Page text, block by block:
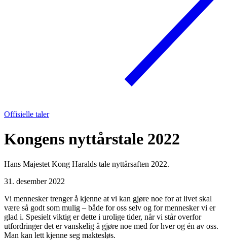
Offisielle taler
Kongens nyttårstale 2022
Hans Majestet Kong Haralds tale nyttårsaften 2022.
31. desember 2022
Vi mennesker trenger å kjenne at vi kan gjøre noe for at livet skal
være så godt som mulig – både for oss selv og for mennesker vi er
glad i. Spesielt viktig er dette i urolige tider, når vi står overfor
utfordringer det er vanskelig å gjøre noe med for hver og én av oss.
Man kan lett kjenne seg maktesløs.